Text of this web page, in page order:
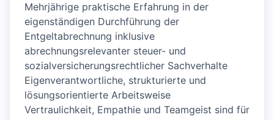
Mehrjährige praktische Erfahrung in der
eigenständigen Durchführung der
Entgeltabrechnung inklusive
abrechnungsrelevanter steuer- und
sozialversicherungsrechtlicher Sachverhalte
Eigenverantwortliche, strukturierte und
lösungsorientierte Arbeitsweise
Vertraulichkeit, Empathie und Teamgeist sind für